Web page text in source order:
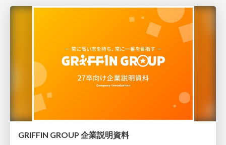
GRIFFIN GROUP 企業説明資料